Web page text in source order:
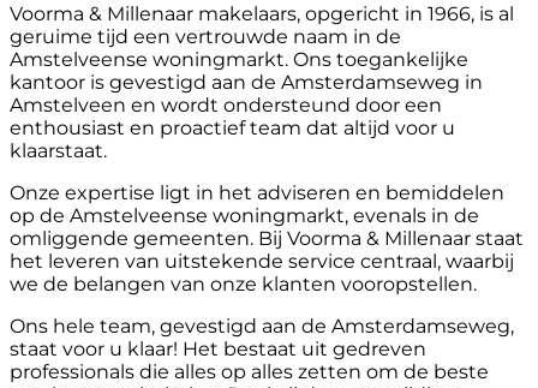
Voorma & Millenaar makelaars, opgericht in 1966, is al
geruime tijd een vertrouwde naam in de
Amstelveense woningmarkt. Ons toegankelijke
kantoor is gevestigd aan de Amsterdamseweg in
Amstelveen en wordt ondersteund door een
enthousiast en proactief team dat altijd voor u
klaarstaat.
Onze expertise ligt in het adviseren en bemiddelen
op de Amstelveense woningmarkt, evenals in de
omliggende gemeenten. Bij Voorma & Millenaar staat
het leveren van uitstekende service centraal, waarbij
we de belangen van onze klanten vooropstellen.
Ons hele team, gevestigd aan de Amsterdamseweg,
staat voor u klaar! Het bestaat uit gedreven
professionals die alles op alles zetten om de beste